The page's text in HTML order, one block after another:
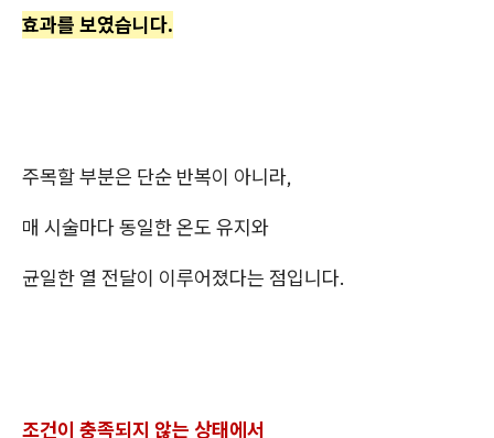
효과를 보였습니다.
주목할 부분은 단순 반복이 아니라,
매 시술마다 동일한 온도 유지와
균일한 열 전달이 이루어졌다는 점입니다.
조건이 충족되지 않는 상태에서